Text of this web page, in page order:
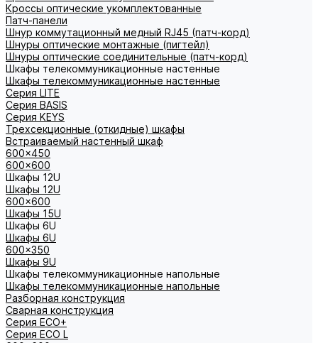
Кроссы оптические укомплектованные
Патч-панели
Шнур коммутационный медный RJ45 (патч-корд)
Шнуры оптические монтажные (пигтейл)
Шнуры оптические соединительные (патч-корд)
Шкафы телекоммуникационные настенные
Шкафы телекоммуникационные настенные
Cерия LITE
Cерия BASIS
Cерия KEYS
Трехсекционные (откидные) шкафы
Встраиваемый настенный шкаф
600x450
600x600
Шкафы 12U
Шкафы 12U
600x600
Шкафы 15U
Шкафы 6U
Шкафы 6U
600x350
Шкафы 9U
Шкафы телекоммуникационные напольные
Шкафы телекоммуникационные напольные
Разборная конструкция
Сварная конструкция
Серия ECO+
Серия ECO L